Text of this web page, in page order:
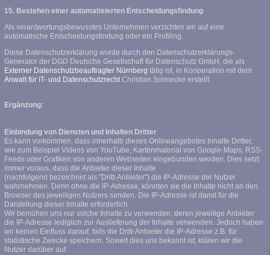
15. Bestehen einer automatisierten Entscheidungsfindung
Als verantwortungsbewusstes Unternehmen verzichten wir auf eine
automatische Entscheidungsfindung oder ein Profiling.
Diese Datenschutzerklärung wurde durch den Datenschutzerklärungs-
Generator der DGD Deutsche Gesellschaft für Datenschutz GmbH, die als
Externer Datenschutzbeauftragter Nürnberg tätig ist, in Kooperation mit dem
Anwalt für IT- und DatenschutzrechtChristian Solmecke erstellt.
Ergänzung:
Einbindung von Diensten und Inhalten Dritter
Es kann vorkommen, dass innerhalb dieses Onlineangebotes Inhalte Dritter,
wie zum Beispiel Videos von YouTube, Kartenmaterial von Google-Maps, RSS-
Feeds oder Grafiken von anderen Webseiten eingebunden werden. Dies setzt
immer voraus, dass die Anbieter dieser Inhalte
(nachfolgend bezeichnet als "Dritt-Anbieter") die IP-Adresse der Nutzer
wahrnehmen. Denn ohne die IP-Adresse, könnten sie die Inhalte nicht an den
Browser des jeweiligen Nutzers senden. Die IP-Adresse ist damit für die
Darstellung dieser Inhalte erforderlich.
Wir bemühen uns nur solche Inhalte zu verwenden, deren jeweilige Anbieter
die IP-Adresse lediglich zur Auslieferung der Inhalte verwenden. Jedoch haben
wir keinen Einfluss darauf, falls die Dritt-Anbieter die IP-Adresse z.B. für
statistische Zwecke speichern. Soweit dies uns bekannt ist, klären wir die
Nutzer darüber auf.